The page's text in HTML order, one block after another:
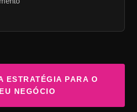
ESTRATÉGIA PARA O
NEGÓCIO